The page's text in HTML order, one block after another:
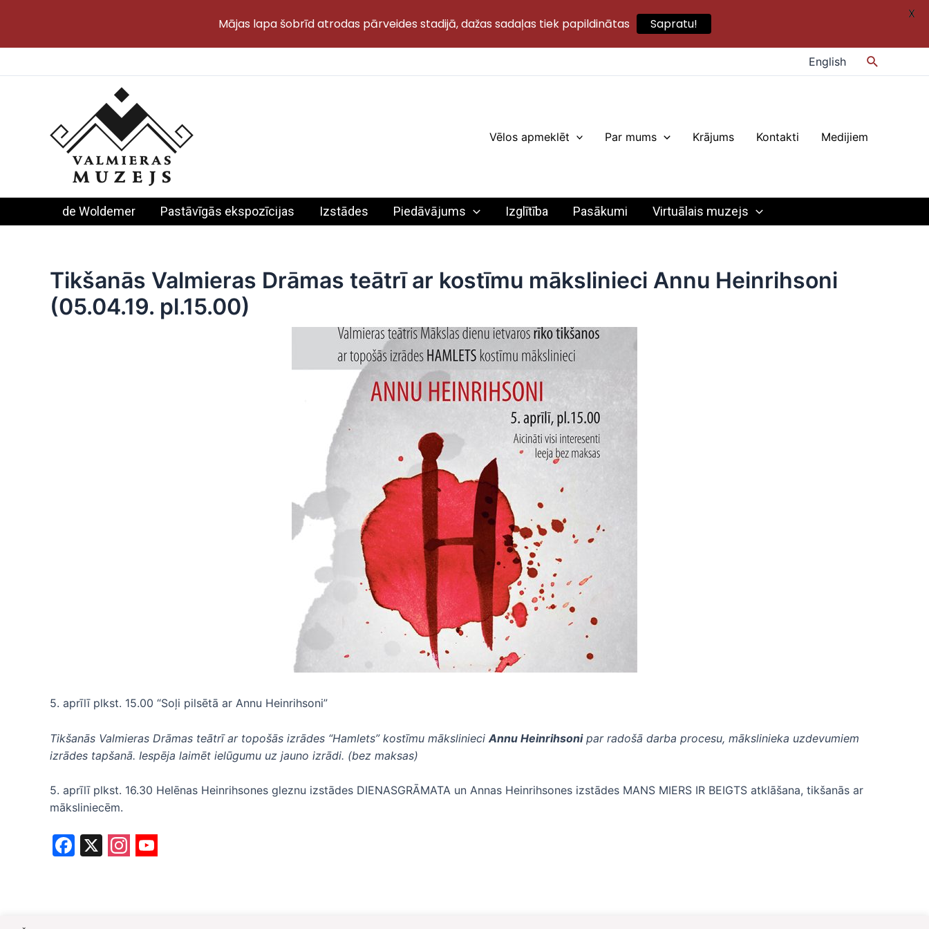
to
English Search
Vēlos apmeklēt Par mums Krājums Kontakti Medijiem
de Woldemer Pastāvīgās ekspozīcijas Izstādes Piedāvājums Izglītība Pasākumi Virtuālais muzejs
Tikšanās Valmieras Drāmas teātrī ar kostīmu mākslinieci Annu Heinrihsoni
(05.04.19. pl.15.00)
5. aprīlī plkst. 15.00 “Soļi pilsētā ar Annu Heinrihsoni”
Tikšanās Valmieras Drāmas teātrī ar topošās izrādes “Hamlets” kostīmu mākslinieci Annu Heinrihsonipar radošā darba procesu, mākslinieka uzdevumiem
izrādes tapšanā. Iespēja laimēt ielūgumu uz jauno izrādi. (bez maksas)
5. aprīlī plkst. 16.30 Helēnas Heinrihsones gleznu izstādes DIENASGRĀMATA un Annas Heinrihsones izstādes MANS MIERS IR BEIGTS atklāšana, tikšanās ar
māksliniecēm.
F
X
Mājas lapa šobrīd atrodas pārveides stadijā, dažas sadaļas tiek papildinātas Sapratu!
X